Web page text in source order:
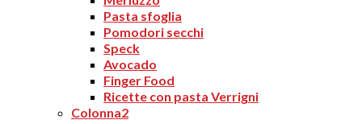
Pasta sfoglia
Pomodori secchi
Speck
Avocado
Finger Food
Ricette con pasta Verrigni
Colonna2